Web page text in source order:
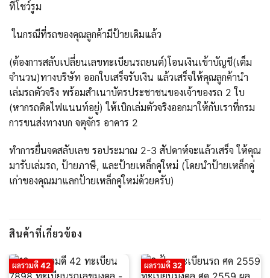
ที่โชว์รูม
ในกรณีที่รถของคุณลูกค้ามีป้ายเดิมแล้ว
(ต้องการสลับเปลี่ยนเลขทะเบียนรถยนต์)โอนเงินเข้าบัญชี(เต็ม
จำนวน)ทางบริษัท ออกใบเสร็จรับเงิน แล้วเสร็จให้คุณลูกค้านำ
เล่มรถตัวจริง พร้อมสำเนาบัตรประชาชนของเจ้าของรถ 2 ใบ
(หากรถติดไฟแนนท์อยู่) ให้เบิกเล่มตัวจริงออกมาให้กับเราที่กรม
การขนส่งทางบก จตุจักร อาคาร 2
ทำการยื่นจดสลับเลข รอประมาณ 2-3 สัปดาห์จะแล้วเสร็จ ให้คุณ
มารับเล่มรถ, ป้ายภาษี, และป้ายเหล็กคู่ใหม่ (โดยนำป้ายเหล็กคู่
เก่าของคุณมาแลกป้ายเหล็กคู่ใหม่ด้วยครับ)
สินค้าที่เกี่ยวข้อง
ผลรวมดี 42 ผลรวมดี 32